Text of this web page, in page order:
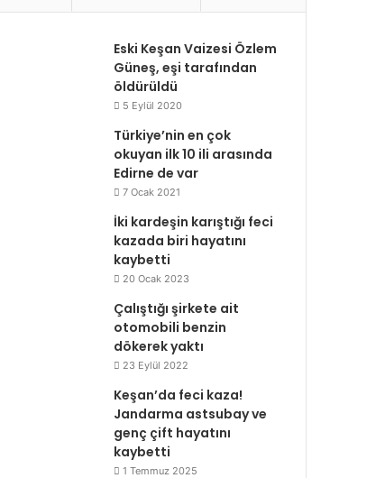
Eski Keşan Vaizesi Özlem
Güneş, eşi tarafından
öldürüldü
5 Eylül 2020
Türkiye’nin en çok
okuyan ilk 10 ili arasında
Edirne de var
7 Ocak 2021
İki kardeşin karıştığı feci
kazada biri hayatını
kaybetti
20 Ocak 2023
Çalıştığı şirkete ait
otomobili benzin
dökerek yaktı
23 Eylül 2022
Keşan’da feci kaza!
Jandarma astsubay ve
genç çift hayatını
kaybetti
1 Temmuz 2025